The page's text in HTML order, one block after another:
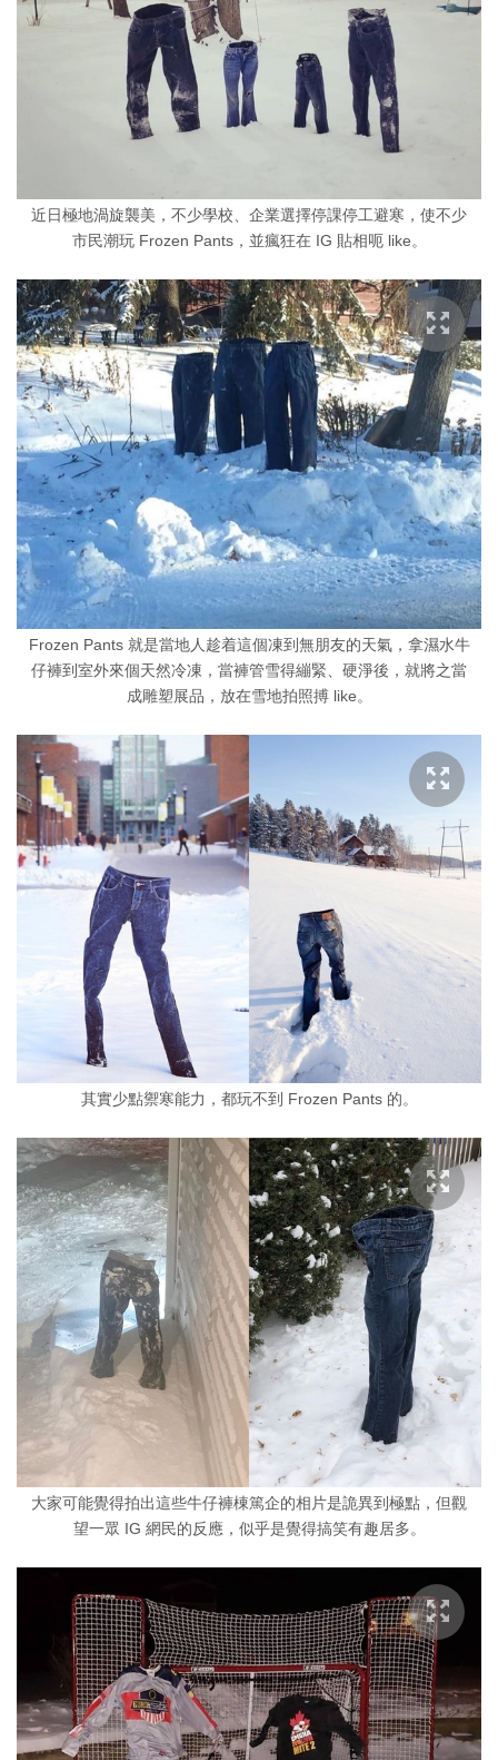
近日極地渦旋襲美，不少學校、企業選擇停課停工避寒，使不少
市民潮玩 Frozen Pants，並瘋狂在 IG 貼相呃 like。
Frozen Pants 就是當地人趁着這個凍到無朋友的天氣，拿濕水牛
仔褲到室外來個天然冷凍，當褲管雪得繃緊、硬淨後，就將之當
成雕塑展品，放在雪地拍照搏 like。
其實少點禦寒能力，都玩不到 Frozen Pants 的。
大家可能覺得拍出這些牛仔褲棟篤企的相片是詭異到極點，但觀
望一眾 IG 網民的反應，似乎是覺得搞笑有趣居多。